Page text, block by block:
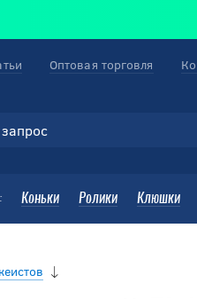
Коньки Ролики Клюшки
Оптовая торговля